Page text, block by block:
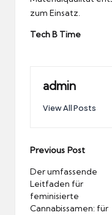
zum Einsatz.
Tech B Time
admin
View All Posts
Post
navigation
Previous Post
Der umfassende
Leitfaden für
feminisierte
Cannabissamen: für